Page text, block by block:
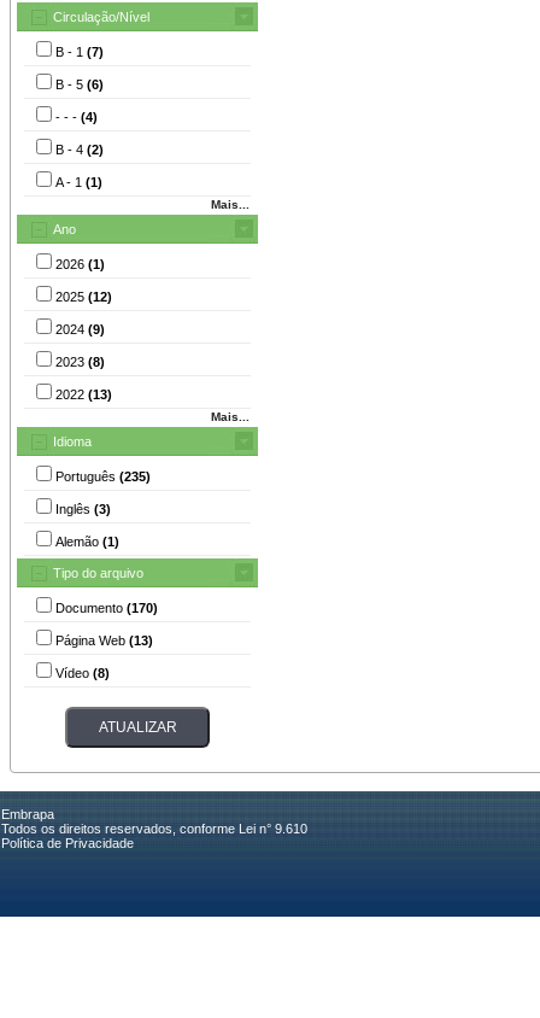
Circulação/Nível
B - 1 (7)
B - 5 (6)
- - - (4)
B - 4 (2)
A - 1 (1)
Mais...
Ano
2026 (1)
2025 (12)
2024 (9)
2023 (8)
2022 (13)
Mais...
Idioma
Português (235)
Inglês (3)
Alemão (1)
Tipo do arquivo
Documento (170)
Página Web (13)
Vídeo (8)
Embrapa
Todos os direitos reservados, conforme Lei n° 9.610
Política de Privacidade